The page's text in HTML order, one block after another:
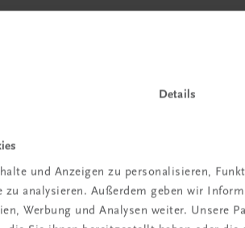
Details
und Anzeigen zu personalisieren,
analysieren. Außerdem geben wir
Werbung und Analysen weiter. Unsere
der